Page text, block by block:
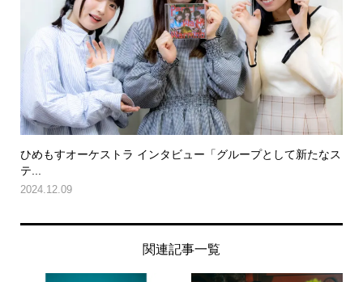
ひめもすオーケストラ インタビュー「グループとして新たなス
テ...
2024.12.09
関連記事一覧